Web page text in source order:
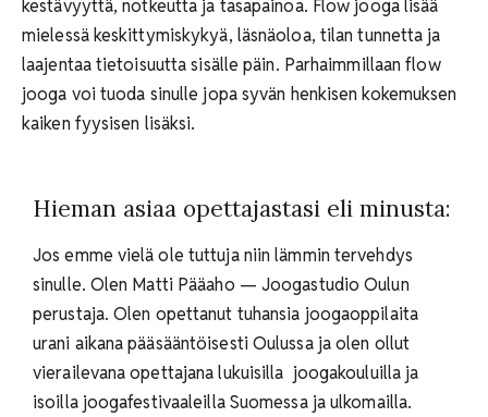
kestävyyttä, notkeutta ja tasapainoa. Flow jooga lisää
mielessä keskittymiskykyä, läsnäoloa, tilan tunnetta ja
laajentaa tietoisuutta sisälle päin. Parhaimmillaan flow
jooga voi tuoda sinulle jopa syvän henkisen kokemuksen
kaiken fyysisen lisäksi.
Hieman asiaa opettajastasi eli minusta:
Jos emme vielä ole tuttuja niin lämmin tervehdys
sinulle. Olen Matti Pääaho — Joogastudio Oulun
perustaja. Olen opettanut tuhansia joogaoppilaita
urani aikana pääsääntöisesti Oulussa ja olen ollut
vierailevana opettajana lukuisilla joogakouluilla ja
isoilla joogafestivaaleilla Suomessa ja ulkomailla.